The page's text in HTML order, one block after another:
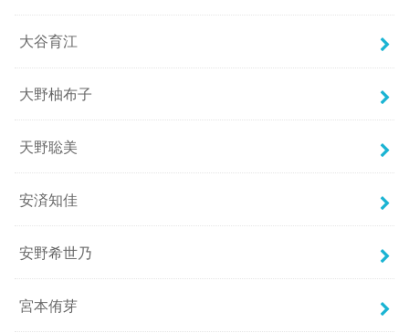
大谷育江
大野柚布子
天野聡美
安済知佳
安野希世乃
宮本侑芽